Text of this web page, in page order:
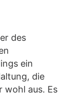
des
ein
die
wohl aus. Es